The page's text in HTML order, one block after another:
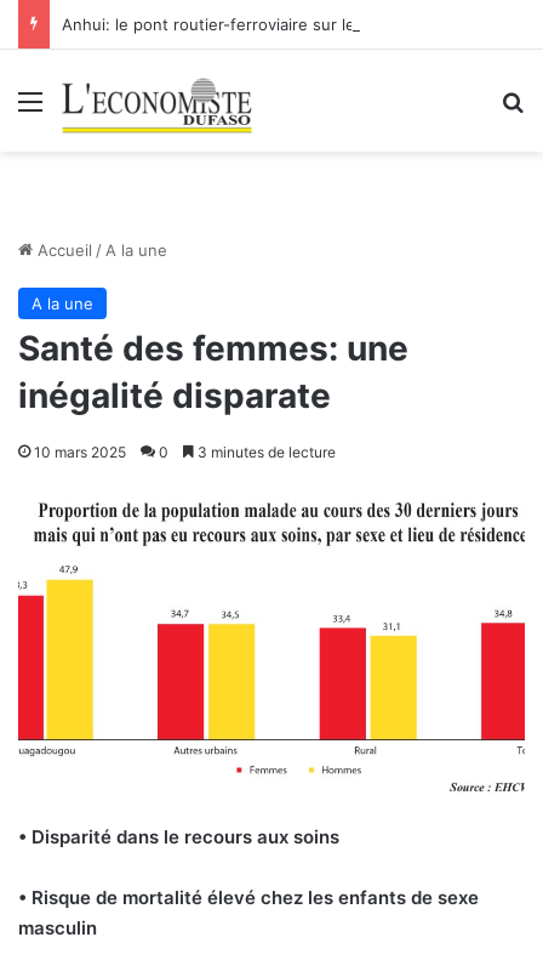
Menu
Accueil / A la une
A la une
Santé des femmes: une
inégalité disparate
10 mars 2025 0 3 minutes de lecture
• Disparité dans le recours aux soins
• Risque de mortalité élevé chez les enfants de sexe
masculin